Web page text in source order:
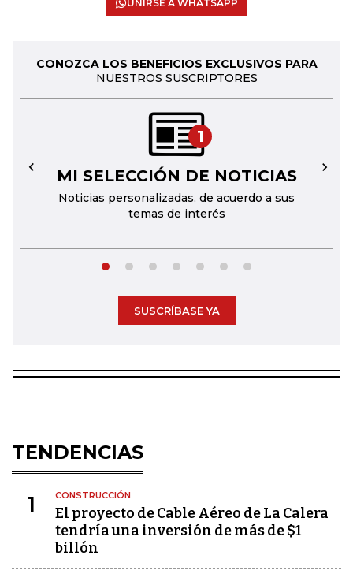
UNIRSE A WHATSAPP
CONOZCA LOS BENEFICIOS EXCLUSIVOS PARA
NUESTROS SUSCRIPTORES
1
MI SELECCIÓN DE NOTICIAS
Noticias personalizadas, de acuerdo a sus
temas de interés
← →
SUSCRÍBASE YA
TENDENCIAS
1 CONSTRUCCIÓN
El proyecto de Cable Aéreo de La Calera
tendría una inversión de más de $1
billón